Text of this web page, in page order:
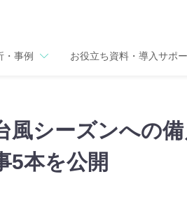
・事例 お役立ち資料・導入サポ
風シーズンへの
5本を公開